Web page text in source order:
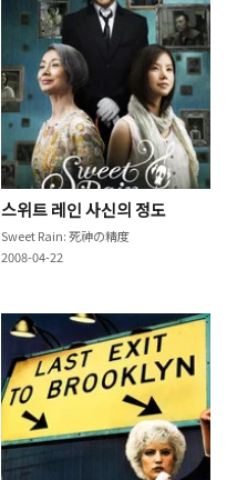
스위트 레인 사신의 정도
Sweet Rain: 死神の精度
2008-04-22